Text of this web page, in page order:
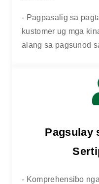
- Pagpasalig sa
kustomer ug mga
alang sa pagsunod
Pagsulay
- Komprehensibo